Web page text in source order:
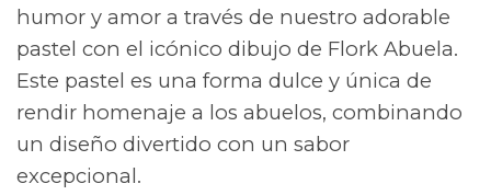
humor y amor a través de nuestro adorable
pastel con el icónico dibujo de Flork Abuela.
Este pastel es una forma dulce y única de
rendir homenaje a los abuelos, combinando
un diseño divertido con un sabor
excepcional.